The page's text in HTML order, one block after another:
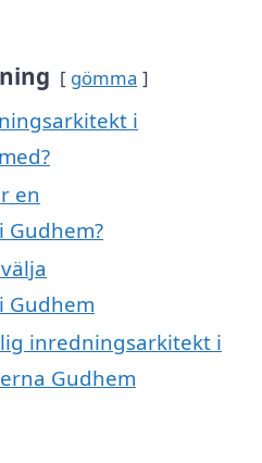
gömma
i
en
Gudhem
inredningsarkitekt i
Gudhem